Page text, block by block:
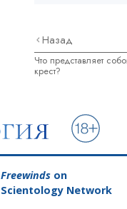
Назад
Что представляет
крест?
Freewinds on
Scientology Network